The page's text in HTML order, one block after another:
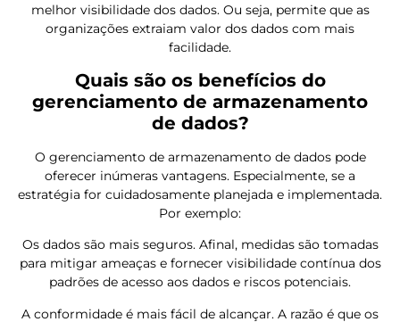
melhor visibilidade dos dados. Ou seja, permite que as
organizações extraiam valor dos dados com mais
facilidade.
Quais são os benefícios do
gerenciamento de armazenamento
de dados?
O gerenciamento de armazenamento de dados pode
oferecer inúmeras vantagens. Especialmente, se a
estratégia for cuidadosamente planejada e implementada.
Por exemplo:
Os dados são mais seguros. Afinal, medidas são tomadas
para mitigar ameaças e fornecer visibilidade contínua dos
padrões de acesso aos dados e riscos potenciais.
A conformidade é mais fácil de alcançar. A razão é que os